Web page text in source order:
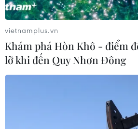
vietnamplus.vn
Khám phá Hòn Khô - điểm
lỡ khi đến Quy Nhơn Đông